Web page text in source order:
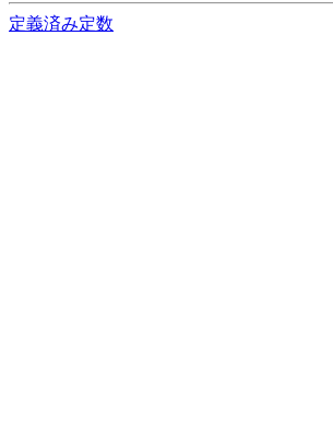
定義済み定数